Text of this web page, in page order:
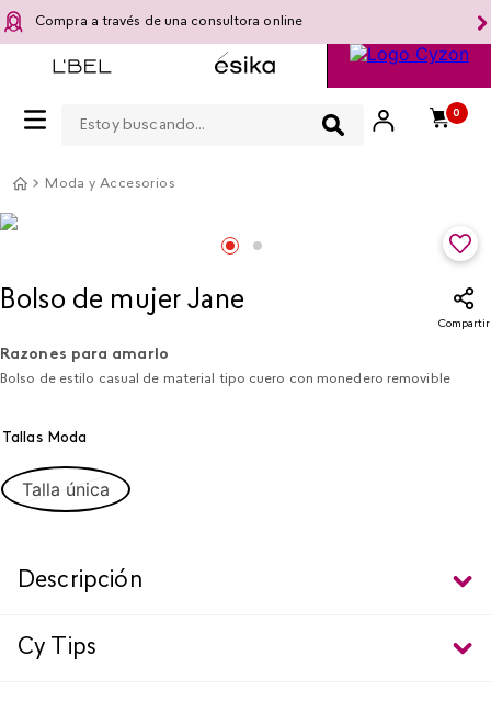
Compra a través de una consultora online
0
Moda y Accesorios
Bolso de mujer Jane
Compartir
Razones para amarlo
Bolso de estilo casual de material tipo cuero con monedero removible
Tallas Moda
Talla única
Descripción
Cy Tips